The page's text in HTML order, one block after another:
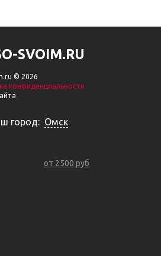
SVOIM.RU
© 2026
конфиденциальности
город: Омск
от 2500 руб